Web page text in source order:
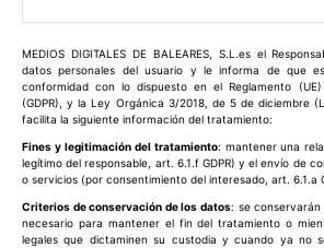
MEDIOS DIGITALES DE BALEARES, S.L.es el
datos personales del usuario y le informa de que
conformidad con lo dispuesto en el Reglamento
(GDPR), y la Ley Orgánica 3/2018, de 5 de diciembre
facilita la siguiente información del tratamiento:
Fines y legitimación del tratamiento: mantener una
legítimo del responsable, art. 6.1.f GDPR) y el envío de
o servicios (por consentimiento del interesado, art. 6.1.a
Criterios de conservación de los datos: se
necesario para mantener el fin del tratamiento o
legales que dictaminen su custodia y cuando ya no